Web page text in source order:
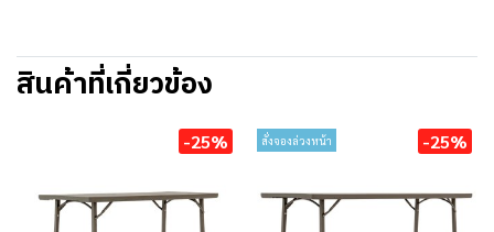
สินค้าที่เกี่ยวข้อง
-25% สั่งจองล่วงหน้า -25%